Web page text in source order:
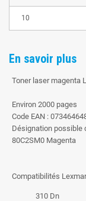
10
En savoir plus
Toner laser magenta
Environ 2000 pages
Code EAN :
Désignation possible
80C2SM0 Magenta
Compatibilités
310 Dn